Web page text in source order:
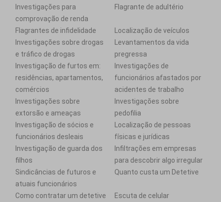
Investigações para
comprovação de renda
Flagrante de adultério
Flagrantes de infidelidade
Localização de veículos
Investigações sobre drogas
e tráfico de drogas
Levantamentos da vida
pregressa
Investigação de furtos em:
residências, apartamentos,
comércios
Investigações de
funcionários afastados por
acidentes de trabalho
Investigações sobre
extorsão e ameaças
Investigações sobre
pedofilia
Investigação de sócios e
funcionários desleais
Localização de pessoas
físicas e jurídicas
Investigação de guarda dos
filhos
Infiltrações em empresas
para descobrir algo irregular
Sindicâncias de futuros e
atuais funcionários
Quanto custa um Detetive
Como contratar um detetive
Escuta de celular